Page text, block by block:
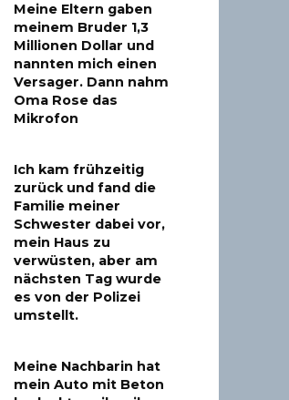
Meine Eltern gaben
meinem Bruder 1,3
Millionen Dollar und
nannten mich einen
Versager. Dann nahm
Oma Rose das
Mikrofon
Ich kam frühzeitig
zurück und fand die
Familie meiner
Schwester dabei vor,
mein Haus zu
verwüsten, aber am
nächsten Tag wurde
es von der Polizei
umstellt.
Meine Nachbarin hat
mein Auto mit Beton